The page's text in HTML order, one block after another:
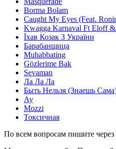
Borma Bolam
Caught My Eyes (Feat.
Kwagga Karnaval Ft Eloff
Їхав Козак З України
Барабанщица
Muhabbating
Gözlerime Bak
Sevaman
Ла Ла Ла
Быть Нельзя (Знаешь
Ау
Mozzi
Токсичная
По всем вопросам пишите